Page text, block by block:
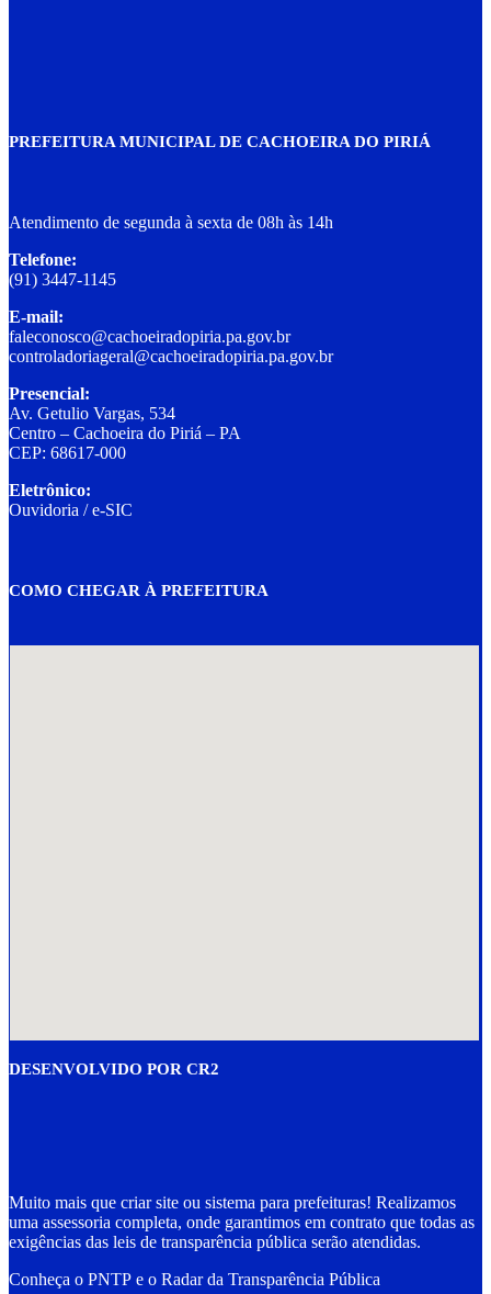
PREFEITURA MUNICIPAL DE CACHOEIRA DO PIRIÁ
Atendimento de segunda à sexta de 08h às 14h
Telefone:
(91) 3447-1145
E-mail:
faleconosco@cachoeiradopiria.pa.gov.br
controladoriageral@cachoeiradopiria.pa.gov.br
Presencial:
Av. Getulio Vargas, 534
Centro – Cachoeira do Piriá – PA
CEP: 68617-000
Eletrônico:
Ouvidoria /e-SIC
COMO CHEGAR À PREFEITURA
DESENVOLVIDO POR CR2
Muito mais que criar site ou sistema para prefeituras! Realizamos
uma assessoria completa, onde garantimos em contrato que todas as
exigências das leis de transparência pública serão atendidas.
Conheça o PNTP e o Radar da Transparência Pública